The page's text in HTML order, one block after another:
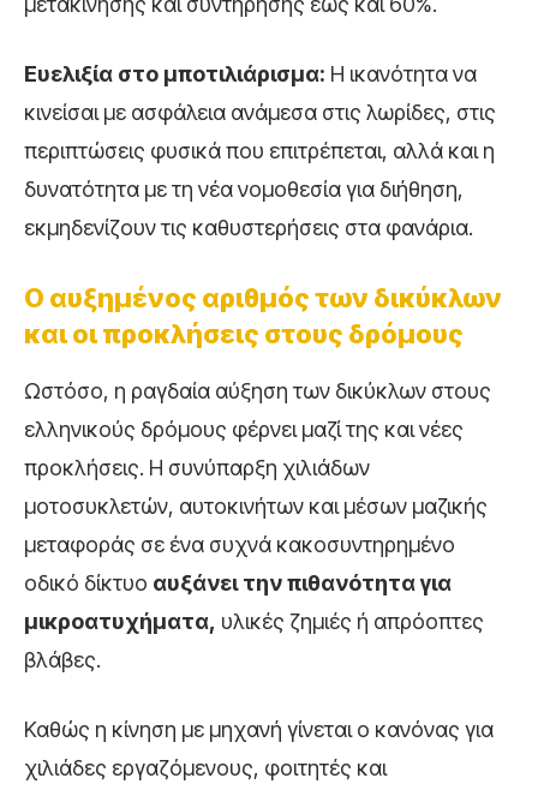
Ευελιξία στο μποτιλιάρισμα: Η ικανότητα να
κινείσαι με ασφάλεια ανάμεσα στις λωρίδες, στις
περιπτώσεις φυσικά που επιτρέπεται, αλλά και η
δυνατότητα με τη νέα νομοθεσία για διήθηση,
εκμηδενίζουν τις καθυστερήσεις στα φανάρια.
Ο αυξημένος αριθμός των δικύκλων
και οι προκλήσεις στους δρόμους
Ωστόσο, η ραγδαία αύξηση των δικύκλων στους
ελληνικούς δρόμους φέρνει μαζί της και νέες
προκλήσεις. Η συνύπαρξη χιλιάδων
μοτοσυκλετών, αυτοκινήτων και μέσων μαζικής
μεταφοράς σε ένα συχνά κακοσυντηρημένο
οδικό δίκτυο αυξάνει την πιθανότητα για
μικροατυχήματα, υλικές ζημιές ή απρόοπτες
βλάβες.
Καθώς η κίνηση με μηχανή γίνεται ο κανόνας για
χιλιάδες εργαζόμενους, φοιτητές και